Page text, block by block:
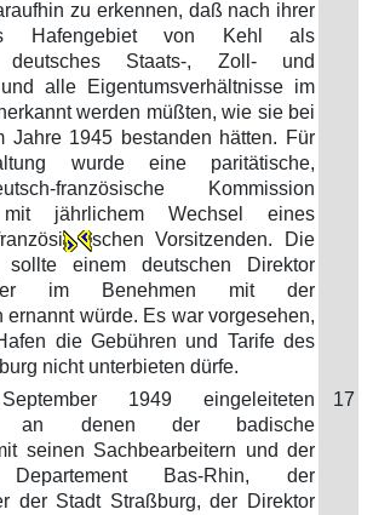
zu erkennen, daß nach ihrer
Hafengebiet von Kehl als
deutsches Staats-, Zoll- und
alle Eigentumsverhältnisse im
werden müßten, wie sie bei
Jahre 1945 bestanden hätten. Für
wurde eine paritätische,
französische Kommission
mit jährlichem Wechsel eines
schen Vorsitzenden. Die
sollte einem deutschen Direktor
der im Benehmen mit der
ernannt würde. Es war vorgesehen,
die Gebühren und Tarife des
nicht unterbieten dürfe.
1949 eingeleiteten
an denen der badische
seinen Sachbearbeitern und der
Bas-Rhin, der
der Stadt Straßburg, der Direktor
17